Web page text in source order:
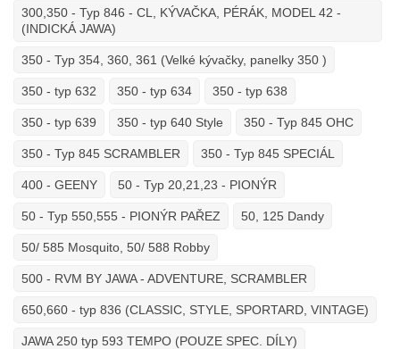
300,350 - Typ 846 - CL, KÝVAČKA, PÉRÁK, MODEL 42 -
(INDICKÁ JAWA)
350 - Typ 354, 360, 361 (Velké kývačky, panelky 350 )
350 - typ 632 350 - typ 634 350 - typ 638
350 - typ 639 350 - typ 640 Style 350 - Typ 845 OHC
350 - Typ 845 SCRAMBLER 350 - Typ 845 SPECIÁL
400 - GEENY 50 - Typ 20,21,23 - PIONÝR
50 - Typ 550,555 - PIONÝR PAŘEZ 50, 125 Dandy
50/ 585 Mosquito, 50/ 588 Robby
500 - RVM BY JAWA - ADVENTURE, SCRAMBLER
650,660 - typ 836 (CLASSIC, STYLE, SPORTARD, VINTAGE)
JAWA 250 typ 593 TEMPO (POUZE SPEC. DÍLY)